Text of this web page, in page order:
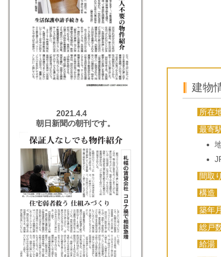
建物
所在
最寄
間取
構造
築年
総戸
給湯
2021.4.4
朝日新聞の朝刊です。